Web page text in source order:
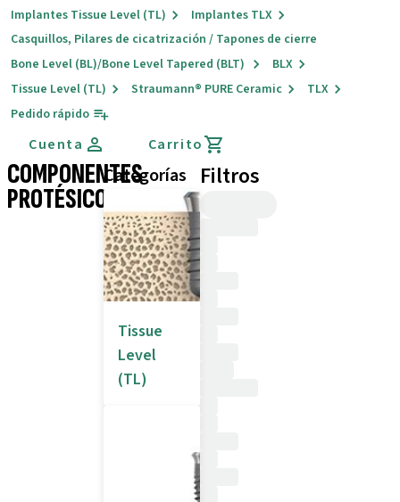
Implantes Tissue Level (TL)
Implantes TLX
Casquillos, Pilares de cicatrización / Tapones de cierre
Bone Level (BL)/Bone Level Tapered (BLT)
BLX
Tissue Level (TL)
Straumann® PURE Ceramic
TLX
Pedido rápido
Cuenta Carrito
COMPONENTES
PROTÉSICOS
Categorías
Tissue
Level
(TL)
Filtros